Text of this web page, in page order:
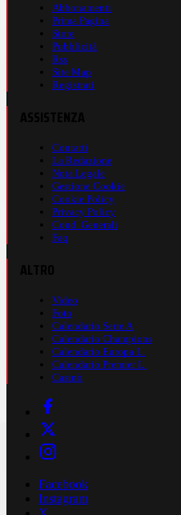
Abbonamenti
Prima Pagina
Store
Pubblicità
Rss
Site Map
Registrati
Contatti
La Redazione
Nota Legale
Gestione Cookie
Cookie Policy
Privacy Policy
Cond. Generali
Faq
Video
Foto
Calendario Serie A
Calendario Champions
Calendario Europa L.
Calendario Premier L.
Casinò
Facebook
Instagram